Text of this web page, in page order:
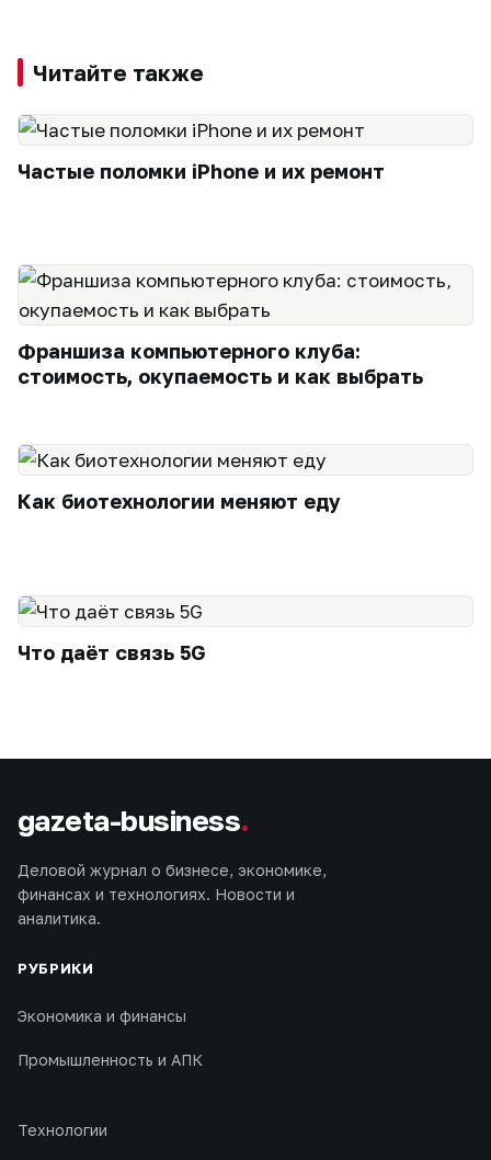
Читайте также
Частые поломки iPhone и их ремонт
Франшиза компьютерного клуба:
стоимость, окупаемость и как выбрать
Как биотехнологии меняют еду
Что даёт связь 5G
gazeta-business.
Деловой журнал о бизнесе, экономике,
финансах и технологиях. Новости и
аналитика.
РУБРИКИ
Экономика и финансы
Промышленность и АПК
Технологии